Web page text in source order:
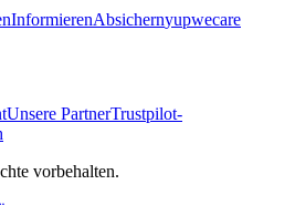
InformierenAbsichernyupwecare
Unsere PartnerTrustpilot-
vorbehalten.